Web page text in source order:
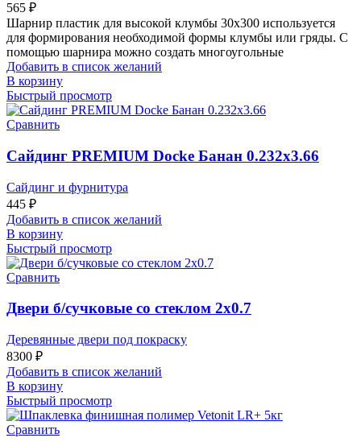
565 ₽
Шарнир пластик для высокой клумбы 30х300 используется
для формирования необходимой формы клумбы или гряды. С
помощью шарнира можно создать многоугольные
Добавить в список желаний
В корзину
Быстрый просмотр
Сравнить
Сайдинг PREMIUM Docke Банан 0.232х3.66
Сайдинг и фурнитура
445 ₽
Добавить в список желаний
В корзину
Быстрый просмотр
Сравнить
Двери б/сучковые со стеклом 2х0.7
Деревянные двери под покраску
8300 ₽
Добавить в список желаний
В корзину
Быстрый просмотр
Сравнить